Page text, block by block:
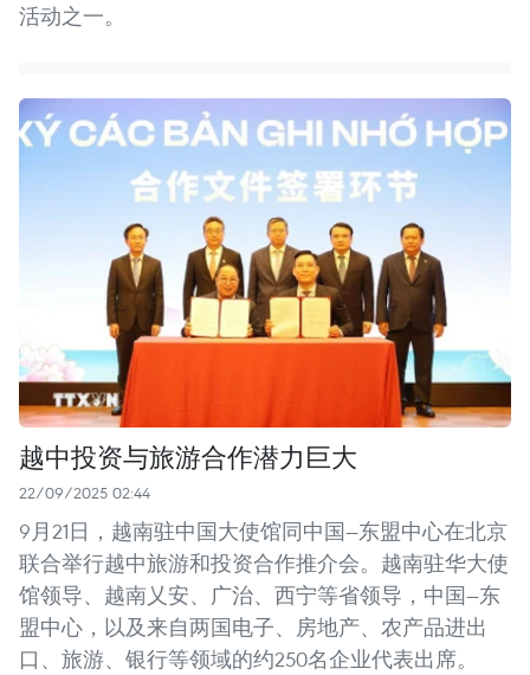
活动之一。
越中投资与旅游合作潜力巨大
22/09/2025 02:44
9月21日，越南驻中国大使馆同中国—东盟中心在北京
联合举行越中旅游和投资合作推介会。越南驻华大使
馆领导、越南乂安、广治、西宁等省领导，中国—东
盟中心，以及来自两国电子、房地产、农产品进出
口、旅游、银行等领域的约250名企业代表出席。